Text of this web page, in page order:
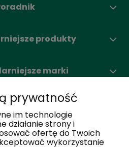
produkty
marki
konto
salony
prywatność
im technologie
działanie strony i
ofertę do Twoich
wykorzystanie